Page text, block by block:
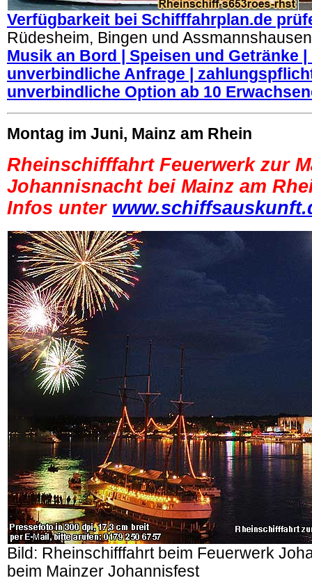
Verfügbarkeit bei Schifffahrplan.de
Rüdesheim, Bingen und Assmannshausen
Musik an Bord | Speisen und Getränke
unverbindliche Anfrage |
unverbindliche Option ab 10
Montag im Juni, Mainz am Rhein
Rheinschifffahrt Feuerwerk zur
Johannisnacht bei Mainz am
Infos unter
Bild: Rheinschifffahrt beim Feuerwerk
beim Mainzer Johannisfest